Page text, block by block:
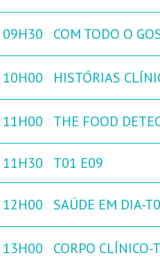
09H30 COM TODO O
10H00 HISTÓRIAS
11H00 THE FOOD
11H30 T01 E09
12H00 SAÚDE EM DIA-
13H00 CORPO CLÍNICO-